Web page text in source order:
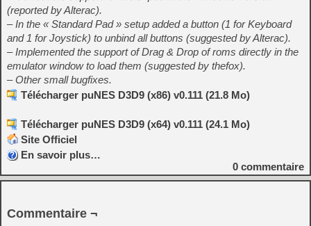
(reported by Alterac).
– In the « Standard Pad » setup added a button (1 for Keyboard
and 1 for Joystick) to unbind all buttons (suggested by Alterac).
– Implemented the support of Drag & Drop of roms directly in the
emulator window to load them (suggested by thefox).
– Other small bugfixes.
Télécharger puNES D3D9 (x86) v0.111 (21.8 Mo)
Télécharger puNES D3D9 (x64) v0.111 (24.1 Mo)
Site Officiel
En savoir plus…
0 commentaire
Commentaire ¬